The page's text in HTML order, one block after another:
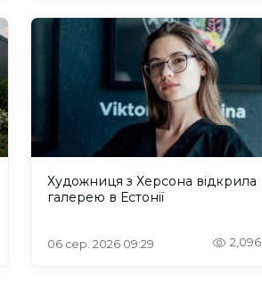
Художниця з Херсона відкрила
галерею в Естонії
06 сер. 2026 09:29 2,096